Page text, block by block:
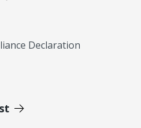
Declaration